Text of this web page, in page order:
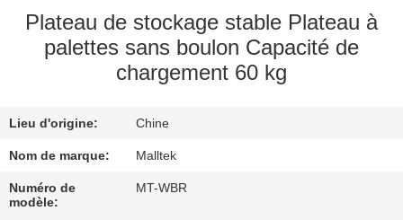
NOUS
CONTRÔLE
DE
Plateau de stockage stable Plateau à
palettes sans boulon Capacité de
chargement 60 kg
Lieu d'origine: Chine
Nom de marque: Malltek
Numéro de
modèle:
MT-WBR